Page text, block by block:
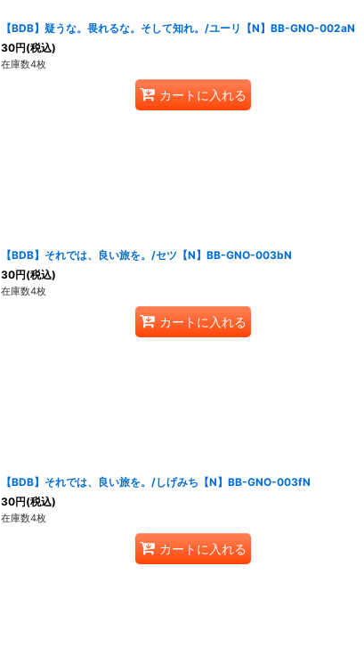
【BDB】疑うな。畏れるな。そして知れ。/ユーリ【N】BB-GNO-002aN
30円(税込)
在庫数4枚
カートに入れる
【BDB】それでは、良い旅を。/セツ【N】BB-GNO-003bN
30円(税込)
在庫数4枚
カートに入れる
【BDB】それでは、良い旅を。/しげみち【N】BB-GNO-003fN
30円(税込)
在庫数4枚
カートに入れる